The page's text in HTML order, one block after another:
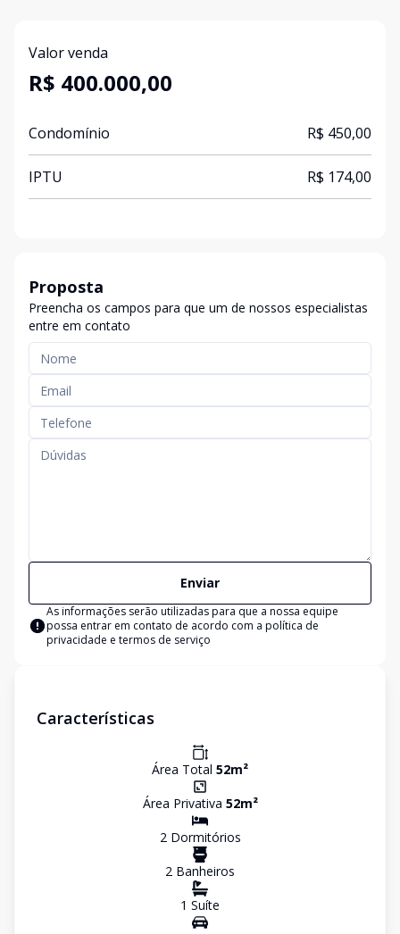
Valor venda
R$ 400.000,00
Condomínio R$ 450,00
IPTU R$ 174,00
Proposta
Preencha os campos para que um de nossos especialistas
entre em contato
Enviar
As informações serão utilizadas para que a nossa equipe
possa entrar em contato de acordo com a política de
privacidade e termos de serviço
Características
Área Total 52m²
Área Privativa 52m²
2Dormitórios
2 Banheiros
1 Suíte